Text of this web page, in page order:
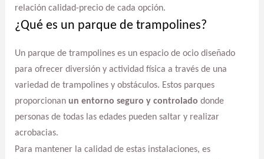
relación calidad-precio de cada opción.
¿Qué es un parque de trampolines?
Un parque de trampolines es un espacio de ocio diseñado
para ofrecer diversión y actividad física a través de una
variedad de trampolines y obstáculos. Estos parques
proporcionan un entorno seguro y controlado donde
personas de todas las edades pueden saltar y realizar
acrobacias.
Para mantener la calidad de estas instalaciones, es